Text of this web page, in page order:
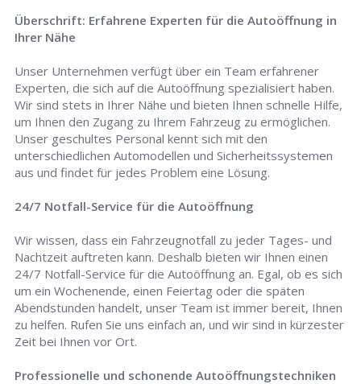
Überschrift: Erfahrene Experten für die Autoöffnung in
Ihrer Nähe
Unser Unternehmen verfügt über ein Team erfahrener
Experten, die sich auf die Autoöffnung spezialisiert haben.
Wir sind stets in Ihrer Nähe und bieten Ihnen schnelle Hilfe,
um Ihnen den Zugang zu Ihrem Fahrzeug zu ermöglichen.
Unser geschultes Personal kennt sich mit den
unterschiedlichen Automodellen und Sicherheitssystemen
aus und findet für jedes Problem eine Lösung.
24/7 Notfall-Service für die Autoöffnung
Wir wissen, dass ein Fahrzeugnotfall zu jeder Tages- und
Nachtzeit auftreten kann. Deshalb bieten wir Ihnen einen
24/7 Notfall-Service für die Autoöffnung an. Egal, ob es sich
um ein Wochenende, einen Feiertag oder die späten
Abendstunden handelt, unser Team ist immer bereit, Ihnen
zu helfen. Rufen Sie uns einfach an, und wir sind in kürzester
Zeit bei Ihnen vor Ort.
Professionelle und schonende Autoöffnungstechniken